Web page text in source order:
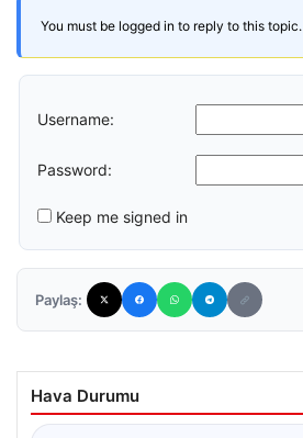
You must be logged in to reply to this topic.
Username:
Password:
Keep me signed in
Paylaş:
Hava Durumu